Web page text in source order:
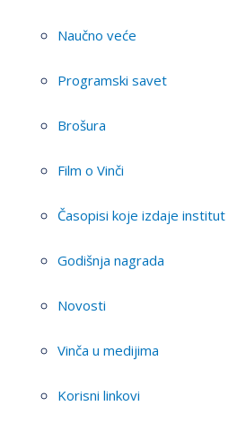
Naučno veće
Programski savet
Brošura
Film o Vinči
Časopisi koje izdaje institut
Godišnja nagrada
Novosti
Vinča u medijima
Korisni linkovi